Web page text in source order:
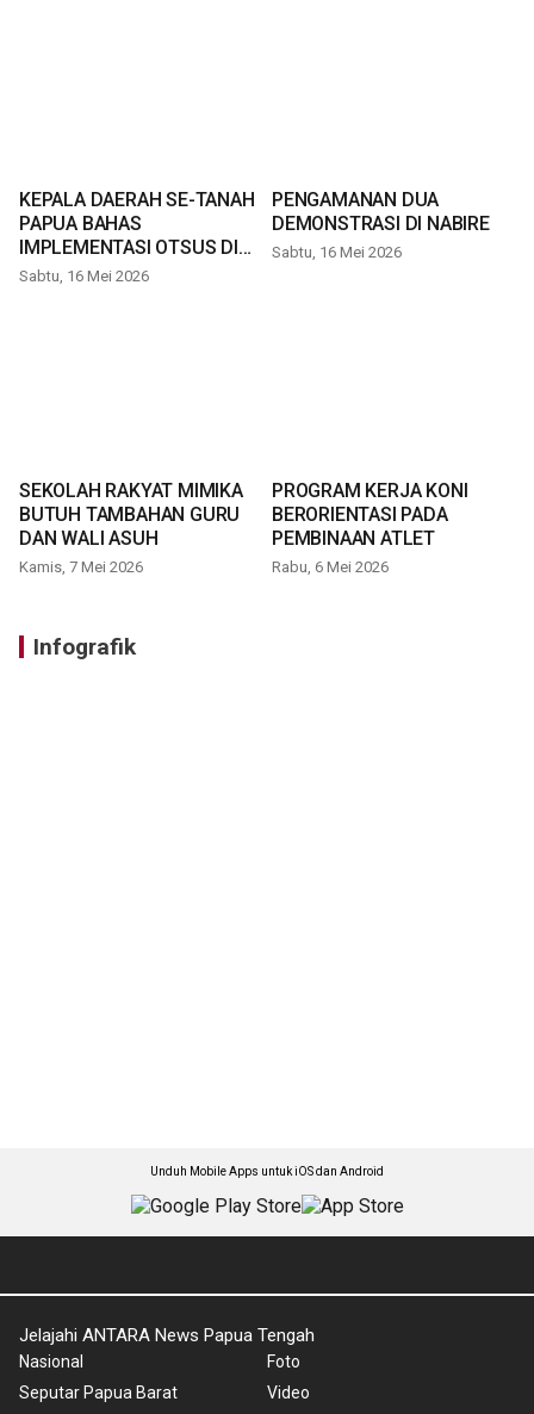
KEPALA DAERAH SE-TANAH
PAPUA BAHAS
IMPLEMENTASI OTSUS DI
TIMIKA
Sabtu, 16 Mei 2026
PENGAMANAN DUA
DEMONSTRASI DI NABIRE
Sabtu, 16 Mei 2026
SEKOLAH RAKYAT MIMIKA
BUTUH TAMBAHAN GURU
DAN WALI ASUH
Kamis, 7 Mei 2026
PROGRAM KERJA KONI
BERORIENTASI PADA
PEMBINAAN ATLET
Rabu, 6 Mei 2026
Infografik
Unduh Mobile Apps untuk iOS dan Android
Jelajahi ANTARA News Papua Tengah
Nasional
Seputar Papua Barat
Foto
Video